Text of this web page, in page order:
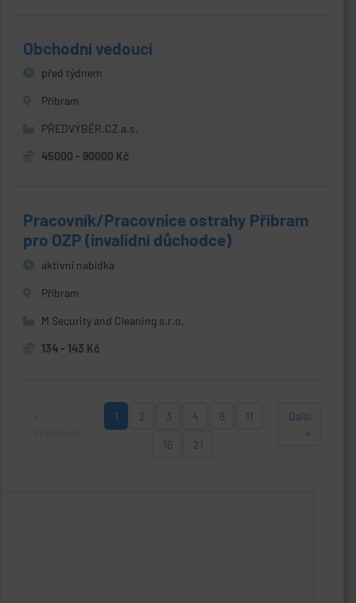
Obchodní vedoucí
před týdnem
Příbram
PŘEDVÝBĚR.CZ a.s.
45000 - 90000 Kč
Pracovník/Pracovnice ostrahy Příbram
pro OZP (invalidní důchodce)
aktivní nabídka
Příbram
M Security and Cleaning s.r.o.
134 - 143 Kč
1 2 3 4 6 11
16 21
Další
»